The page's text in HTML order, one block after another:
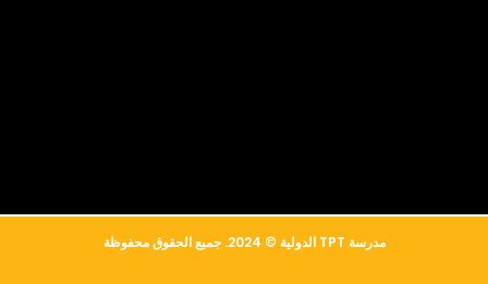
مدرسة TPT الدولية © 2024. جميع الحقوق محفوظة
Русский